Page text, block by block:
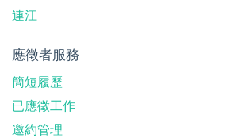
連江
應徵者服務
簡短履歷
已應徵工作
邀約管理